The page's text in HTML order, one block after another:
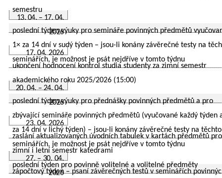
semestru
13. 04. – 17. 04.
2026
poslední týden výuky pro semináře povinných předmětů
1× za 14 dní v sudý týden – jsou-li konány závěrečné testy na
seminářích, je možnost je psát nejdříve v tomto týdnu
17. 04. 2026
ukončení hodnocení kontrol studia studenty za zimní semestr
akademického roku 2025/2026 (15:00)
20. 04. – 24. 04.
2026
poslední týden výuky pro přednášky povinných předmětů a pro
zbývající semináře povinných předmětů (vyučované každý týden
za 14 dní v lichý týden) – jsou-li konány závěrečné testy na těchto
seminářích, je možnost je psát nejdříve v tomto týdnu
poslední týden pro povinně volitelné a volitelné předměty
23. 04. 2026
zaslání aktualizovaných úvodních tabulek v kartách předmětů pro
zimní i letní semestr katedrami
27. – 30. 04.
2026
zápočtový týden – psaní závěrečných testů v seminářích